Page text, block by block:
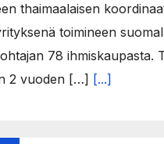
thaimaalaisen
toimineen
78 ihmiskaupasta.
2 vuoden […] [...]